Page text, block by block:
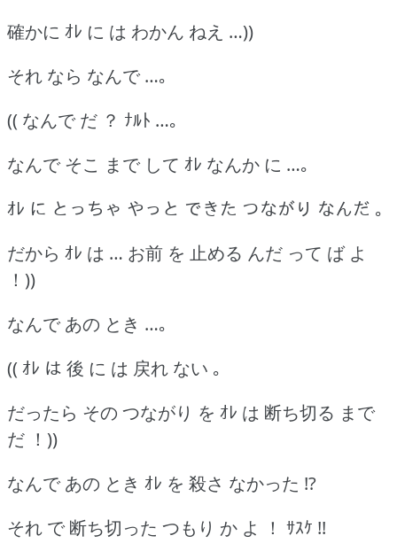
確かに ｵﾚ に は わかん ねえ …))
それ なら なんで …｡
(( なんで だ ？ ﾅﾙﾄ …｡
なんで そこ まで して ｵﾚ なんか に …｡
ｵﾚ に とっちゃ やっと できた つながり なんだ ｡
だから ｵﾚ は … お前 を 止める んだ って ば よ
！))
なんで あの とき …｡
(( ｵﾚ は 後 に は 戻れ ない ｡
だったら その つながり を ｵﾚ は 断ち切る まで
だ ！))
なんで あの とき ｵﾚ を 殺さ なかった !?
それ で 断ち切った つもり か よ ！ ｻｽｹ !!